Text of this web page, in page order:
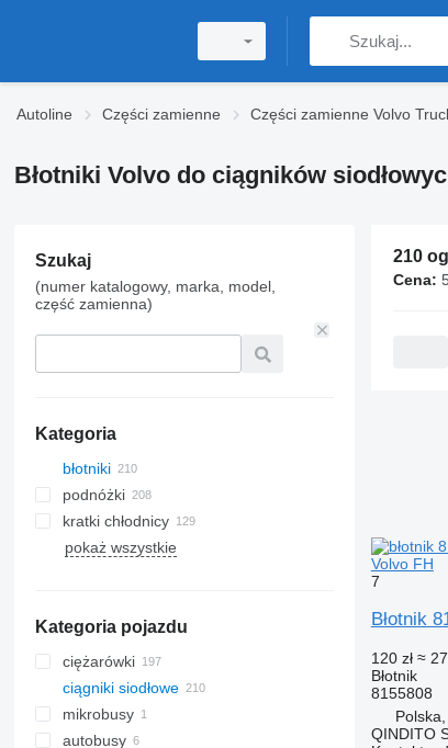
Autoline Części zamienne Części zamienne Volvo
Błotniki Volvo do ciągników
Szukaj
(numer katalogowy, marka, model,
część zamienna)
Kategoria
błotniki
podnóżki
kratki chłodnicy
pokaż wszystkie
Kategoria pojazdu
ciężarówki
ciągniki siodłowe
mikrobusy
autobusy
210
Cena:
Volvo FH
7
Błotnik
120 zł ≈
Błotnik
8155808
QINDITO